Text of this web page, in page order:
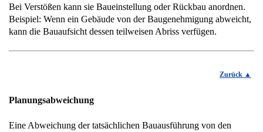
Bei Verstößen kann sie Baueinstellung oder Rückbau anordnen.
Beispiel: Wenn ein Gebäude von der Baugenehmigung abweicht,
kann die Bauaufsicht dessen teilweisen Abriss verfügen.
Zurück
Planungsabweichung
Eine Abweichung der tatsächlichen Bauausführung von den